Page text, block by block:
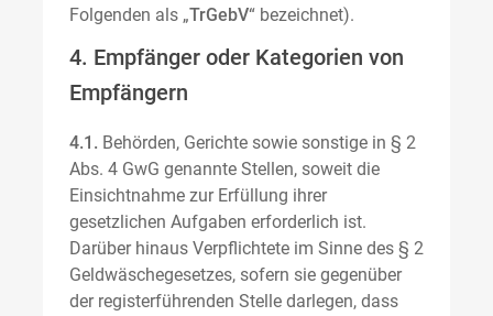
Folgenden als „TrGebV“ bezeichnet).
4. Empfänger oder Kategorien von
Empfängern
4.1. Behörden, Gerichte sowie sonstige in § 2
Abs. 4 GwG genannte Stellen, soweit die
Einsichtnahme zur Erfüllung ihrer
gesetzlichen Aufgaben erforderlich ist.
Darüber hinaus Verpflichtete im Sinne des § 2
Geldwäschegesetzes, sofern sie gegenüber
der registerführenden Stelle darlegen, dass